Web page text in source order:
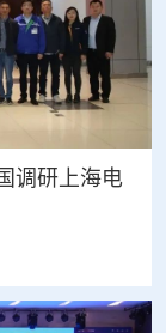
调研上海电